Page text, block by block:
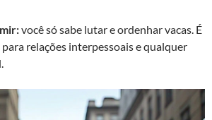
você só sabe lutar e ordenhar vacas. É
relações interpessoais e qualquer